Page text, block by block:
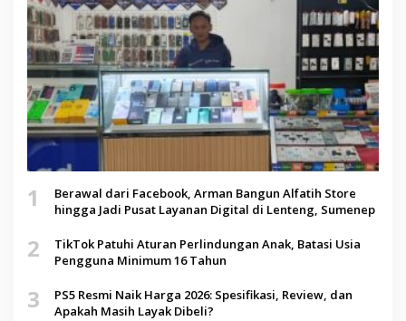
1
Berawal dari Facebook, Arman Bangun Alfatih Store
hingga Jadi Pusat Layanan Digital di Lenteng, Sumenep
2
TikTok Patuhi Aturan Perlindungan Anak, Batasi Usia
Pengguna Minimum 16 Tahun
3
PS5 Resmi Naik Harga 2026: Spesifikasi, Review, dan
Apakah Masih Layak Dibeli?